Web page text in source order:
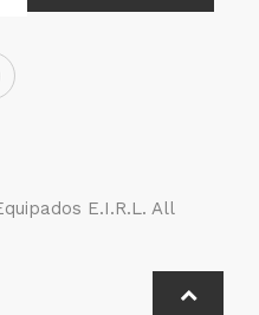
E.I.R.L. All